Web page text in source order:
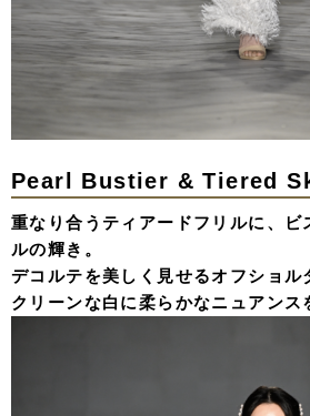
Pearl Bustier & Tiered
重なり合うティアードフリルに、ビ
ルの輝き。
デコルテを美しく見せるオフショル
クリーンな白に柔らかなニュアンス